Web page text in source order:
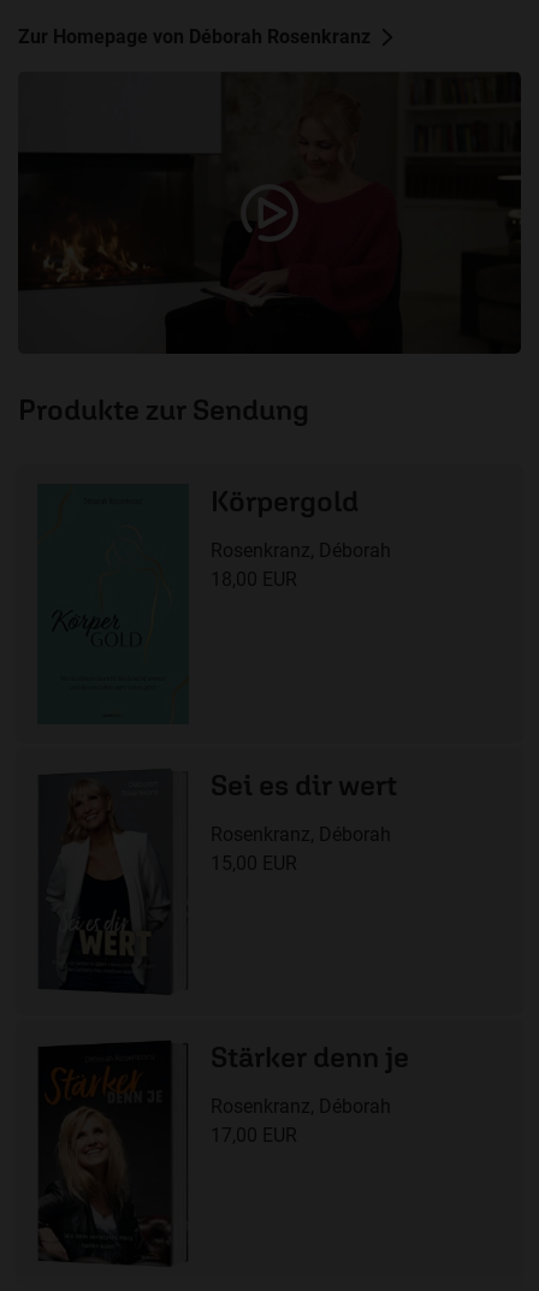
Zur Homepage von Déborah Rosenkranz
Produkte zur Sendung
Körpergold
Rosenkranz, Déborah
18,00 EUR
Sei es dir wert
Rosenkranz, Déborah
15,00 EUR
Stärker denn je
Rosenkranz, Déborah
17,00 EUR